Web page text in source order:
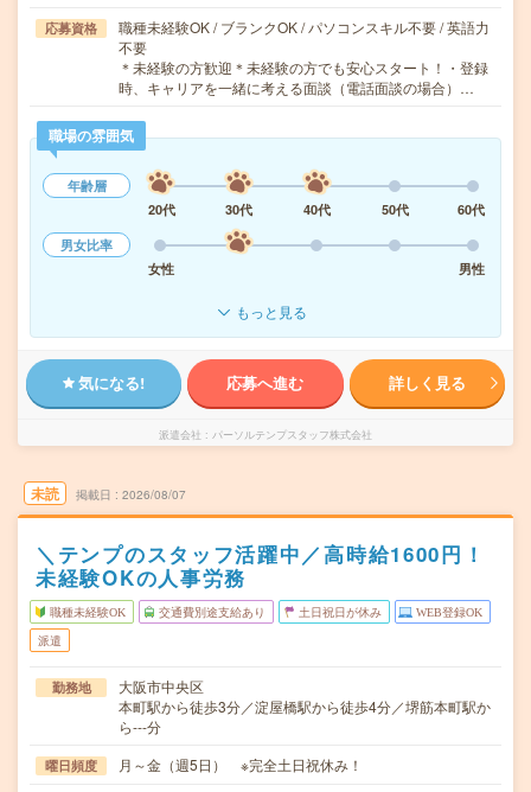
応募資格
職種未経験OK / ブランクOK / パソコンスキル不要 / 英語力
不要
＊未経験の方歓迎＊未経験の方でも安心スタート！・登録
時、キャリアを一緒に考える面談（電話面談の場合）…
職場の雰囲気
年齢層
20代
30代 40代 50代
60代
男女比率
女性
男性
もっと見る
気になる! 応募へ進む 詳しく見る
派遣会社 パーソルテンプスタッフ株式会社
未読 掲載日 2026/08/07
＼テンプのスタッフ活躍中／高時給1600円！
未経験OKの人事労務
職種未経験OK 交通費別途支給あり 土日祝日が休み WEB登録OK
派遣
勤務地
大阪市中央区
本町駅から徒歩3分／淀屋橋駅から徒歩4分／堺筋本町駅か
ら---分
曜日頻度 月～金（週5日） ※完全土日祝休み！